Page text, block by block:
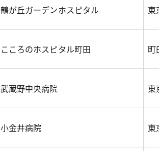
鶴が丘ガーデンホスピタル 東
こころのホスピタル町田 町
武蔵野中央病院 東
小金井病院 東